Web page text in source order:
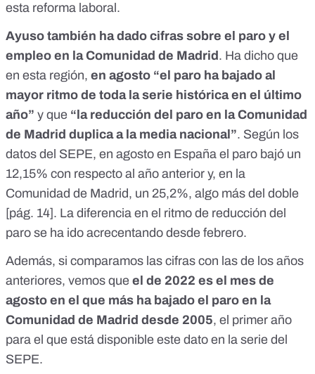
esta reforma laboral.
Ayuso también ha dado cifras sobre el paro y el
empleo en la Comunidad de Madrid . Ha dicho que
en esta región, en agosto “el paro ha bajado al
mayor ritmo de toda la serie histórica en el último
año” y que “la reducción del paro en la Comunidad
de Madrid duplica a la media nacional”. Según los
datos del SEPE, en agosto en España el paro bajó un
12,15% con respecto al año anterior y, en la
Comunidad de Madrid, un 25,2%, algo más del doble
[pág. 14]. La diferencia en el ritmo de reducción del
paro se ha ido acrecentando desde febrero.
Además, si comparamos las cifras con las de los años
anteriores, vemos que el de 2022 es el mes de
agosto en el que más ha bajado el paro en la
Comunidad de Madrid desde 2005, el primer año
para el que está disponible este dato en la serie del
SEPE.